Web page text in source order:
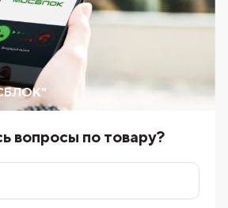
вопросы по товару?